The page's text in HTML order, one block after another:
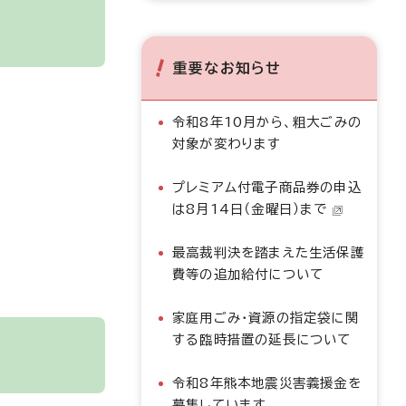
重要なお知らせ
令和8年10月から、粗大ごみの
対象が変わります
プレミアム付電子商品券の申込
は8月14日（金曜日）まで
最高裁判決を踏まえた生活保護
費等の追加給付について
家庭用ごみ・資源の指定袋に関
する臨時措置の延長について
令和8年熊本地震災害義援金を